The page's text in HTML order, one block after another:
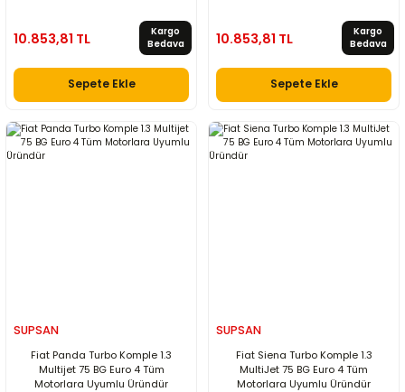
10.853,81 TL
Kargo
Bedava
Sepete Ekle
10.853,81 TL
Kargo
Bedava
Sepete Ekle
SUPSAN
Fiat Panda Turbo Komple 1.3
Multijet 75 BG Euro 4 Tüm
Motorlara Uyumlu Üründür
SUPSAN
Fiat Siena Turbo Komple 1.3
MultiJet 75 BG Euro 4 Tüm
Motorlara Uyumlu Üründür